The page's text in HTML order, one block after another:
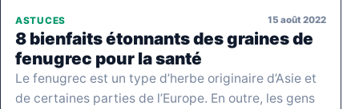
ASTUCES 15 août 2022
8 bienfaits étonnants des graines de
fenugrec pour la santé
Le fenugrec est un type d’herbe originaire d’Asie et
de certaines parties de l’Europe. En outre, les gens